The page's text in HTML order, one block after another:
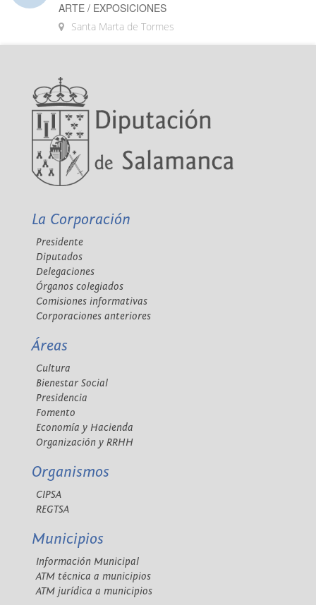
ARTE / EXPOSICIONES
Santa Marta de Tormes
La Corporación
Presidente
Diputados
Delegaciones
Órganos colegiados
Comisiones informativas
Corporaciones anteriores
Áreas
Cultura
Bienestar Social
Presidencia
Fomento
Economía y Hacienda
Organización y RRHH
Organismos
CIPSA
REGTSA
Municipios
Información Municipal
ATM técnica a municipios
ATM jurídica a municipios